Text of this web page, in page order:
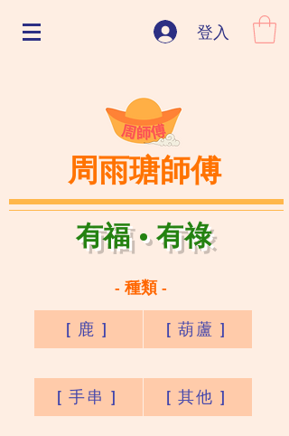
登入
周雨瑭師傅
有福·有祿
- 種類 -
[ 鹿 ]
[ 葫蘆 ]
[ 手串 ] [ 其他 ]